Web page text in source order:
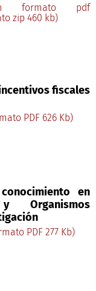
formato pdf
zip 460 kb)
fiscales
PDF 626 Kb)
en
Organismos
PDF 277 Kb)